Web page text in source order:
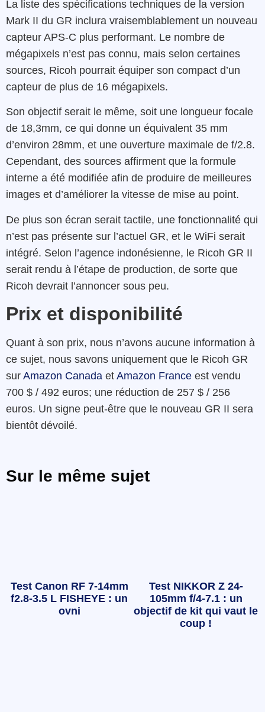
La liste des spécifications techniques de la version
Mark II du GR inclura vraisemblablement un nouveau
capteur APS-C plus performant. Le nombre de
mégapixels n’est pas connu, mais selon certaines
sources, Ricoh pourrait équiper son compact d’un
capteur de plus de 16 mégapixels.
Son objectif serait le même, soit une longueur focale
de 18,3mm, ce qui donne un équivalent 35 mm
d’environ 28mm, et une ouverture maximale de f/2.8.
Cependant, des sources affirment que la formule
interne a été modifiée afin de produire de meilleures
images et d’améliorer la vitesse de mise au point.
De plus son écran serait tactile, une fonctionnalité qui
n’est pas présente sur l’actuel GR, et le WiFi serait
intégré. Selon l’agence indonésienne, le Ricoh GR II
serait rendu à l’étape de production, de sorte que
Ricoh devrait l’annoncer sous peu.
Prix et disponibilité
Quant à son prix, nous n’avons aucune information à
ce sujet, nous savons uniquement que le Ricoh GR
sur Amazon Canada et Amazon France est vendu
700 $ / 492 euros; une réduction de 257 $ / 256
euros. Un signe peut-être que le nouveau GR II sera
bientôt dévoilé.
Sur le même sujet
Test Canon RF 7-14mm
f2.8-3.5 L FISHEYE : un
ovni
Test NIKKOR Z 24-
105mm f/4-7.1 : un
objectif de kit qui vaut le
coup !